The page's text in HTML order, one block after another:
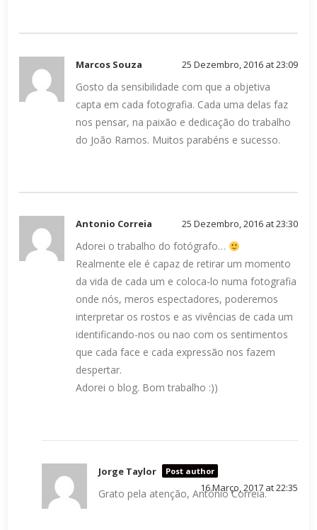
Marcos Souza 25 Dezembro, 2016 at 23:09
Gosto da sensibilidade com que a objetiva
capta em cada fotografia. Cada uma delas faz
nos pensar, na paixão e dedicação do trabalho
do João Ramos. Muitos parabéns e sucesso.
Antonio Correia 25 Dezembro, 2016 at 23:30
Adorei o trabalho do fotógrafo…
Realmente ele é capaz de retirar um momento
da vida de cada um e coloca-lo numa fotografia
onde nós, meros espectadores, poderemos
interpretar os rostos e as vivências de cada um
identificando-nos ou nao com os sentimentos
que cada face e cada expressão nos fazem
despertar.
Adorei o blog. Bom trabalho :))
Jorge Taylor Post author
16 Março, 2017 at 22:35
Grato pela atenção, António Correia.